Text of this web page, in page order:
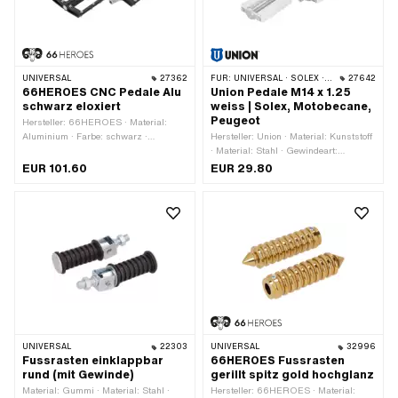
UNIVERSAL 27362
66HEROES CNC Pedale Alu
schwarz eloxiert
Hersteller: 66HEROES · Material:
Aluminium · Farbe: schwarz ·
EUR 101.60
FÜR: UNIVERSAL · SOLEX · MBK / MOTOBÉCANE · PEUGEOT 27642
Union Pedale M14 x 1.25
weiss | Solex, Motobecane,
Peugeot
Hersteller: Union · Material: Kunststoff
· Material: Stahl · Gewindeart:
MF14x1.25 (Feingewinde) · Farbe:
EUR 29.80
UNIVERSAL 22303
Fussrasten einklappbar
rund (mit Gewinde)
Material: Gummi · Material: Stahl ·
UNIVERSAL 32996
66HEROES Fussrasten
gerillt spitz gold hochglanz
Hersteller: 66HEROES · Material: